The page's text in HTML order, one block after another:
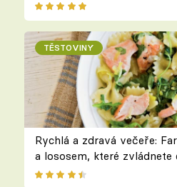
TĚSTOVINY
Rychlá a zdravá večeře:
a lososem, které zvládnete